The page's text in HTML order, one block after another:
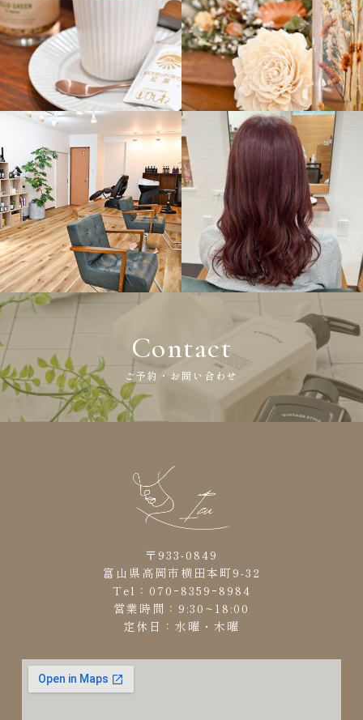
9月 26 9月 26
ikekeokeke103
9月 25
ikekeokeke103
9月 5
Contact
ご予約・お問い合わせ
〒933-0849
富山県高岡市横田本町9-32
Tel：070ｰ8359ｰ8984
営業時間：9:30~18:00
定休日：水曜・木曜